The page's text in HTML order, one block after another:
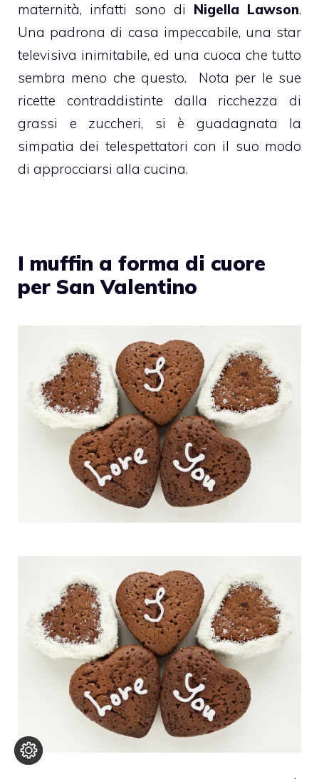
maternità, infatti sono di Nigella Lawson.
Una padrona di casa impeccabile, una star
televisiva inimitabile, ed una cuoca che tutto
sembra meno che questo. Nota per le sue
ricette contraddistinte dalla ricchezza di
grassi e zuccheri, si è guadagnata la
simpatia dei telespettatori con il suo modo
di approcciarsi alla cucina.
I muffin a forma di cuore
per San Valentino